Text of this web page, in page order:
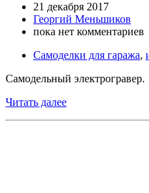
21 декабря 2017
Георгий Меньшиков
пока нет комментариев
Самоделки для гаража,
Самодельный электрогравер.
Читать далее